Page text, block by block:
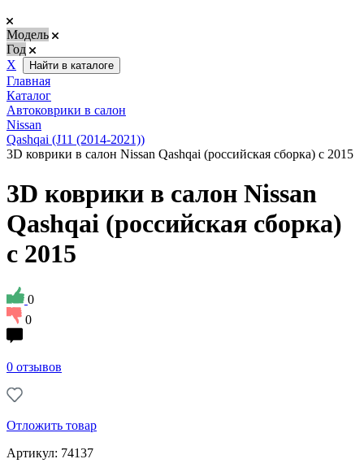
Модель
Год
Х
Найти в каталоге
Главная
Каталог
Автоковрики в салон
Nissan
Qashqai (J11 (2014-2021))
3D коврики в салон Nissan Qashqai (российская сборка) с 2015
3D коврики в салон Nissan
Qashqai (российская сборка)
с 2015
0
0
0 отзывов
Отложить товар
Артикул: 74137